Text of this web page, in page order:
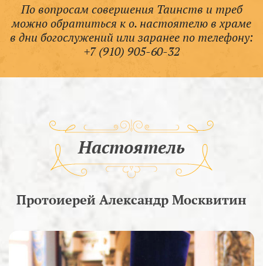
По вопросам совершения Таинств и треб
можно обратиться к о. настоятелю в храме
в дни богослужений или заранее по телефону:
+7 (910) 905-60-32
Настоятель
Протоиерей Александр Москвитин